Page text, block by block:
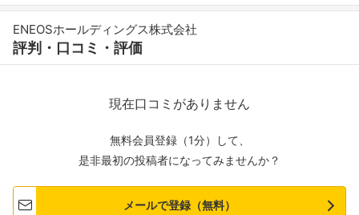
ENEOSホールディングス株式会社
評判・口コミ・評価
現在口コミがありません
無料会員登録（1分）して、
是非最初の投稿者になってみませんか？
メールで登録（無料）